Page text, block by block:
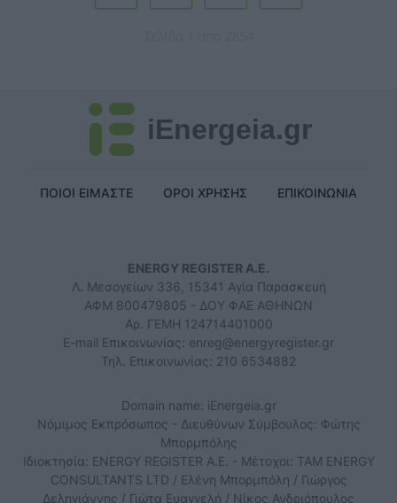
iEnergeia.gr
ΠΟΙΟΙ ΕΙΜΑΣΤΕ ΟΡΟΙ ΧΡΗΣΗΣ ΕΠΙΚΟΙΝΩΝΙΑ
ENERGY REGISTER Α.Ε.
Λ. Μεσογείων 336, 15341 Αγία Παρασκευή
ΑΦΜ 800479805 - ΔΟΥ ΦΑΕ ΑΘΗΝΩΝ
Αρ. ΓΕΜΗ 124714401000
E-mail Επικοινωνίας: enreg@energyregister.gr
Τηλ. Επικοινωνίας: 210 6534882
Domain name: iEnergeia.gr
Νόμιμος Εκπρόσωπος - Διευθύνων Σύμβουλος: Φώτης
Μπορμπόλης
Ιδιοκτησία: ENERGY REGISTER Α.Ε. - Μέτοχοι: TAM ENERGY
CONSULTANTS LTD / Ελένη Μπορμπόλη / Γιώργος
Δεληγιάννης / Γιώτα Ευαγγελή / Νίκος Ανδριόπουλος